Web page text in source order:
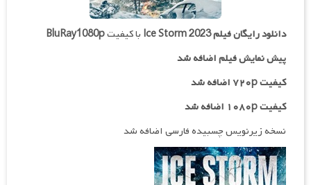
دانلود رایگان فیلمIce Storm 2023 با کیفیتBluRay1080p
پیش نمایش فیلم اضافه شد
کیفیت ۷۲۰p اضافه شد
کیفیت ۱۰۸۰p اضافه شد
نسخه زیرنویس چسبیده فارسی اضافه شد